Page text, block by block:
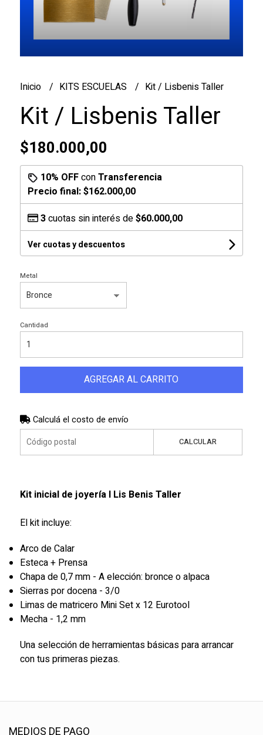
Inicio KITS ESCUELAS Kit / Lisbenis Taller
Kit / Lisbenis Taller
$180.000,00
10% OFFconTransferencia
Precio final:$162.000,00
3cuotas sin interés de$60.000,00
Ver cuotas y descuentos
Metal
Cantidad
AGREGAR AL CARRITO
Calculá el costo de envío
CALCULAR
Kit inicial de joyería I Lis Benis Taller
El kit incluye:
Arco de Calar
Esteca + Prensa
Chapa de 0,7 mm - A elección: bronce o alpaca
Sierras por docena - 3/0
Limas de matricero Mini Set x 12 Eurotool
Mecha - 1,2 mm
Una selección de herramientas básicas para arrancar
con tus primeras piezas.
MEDIOS DE PAGO